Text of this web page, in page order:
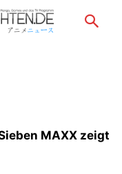
MAXX zeigt